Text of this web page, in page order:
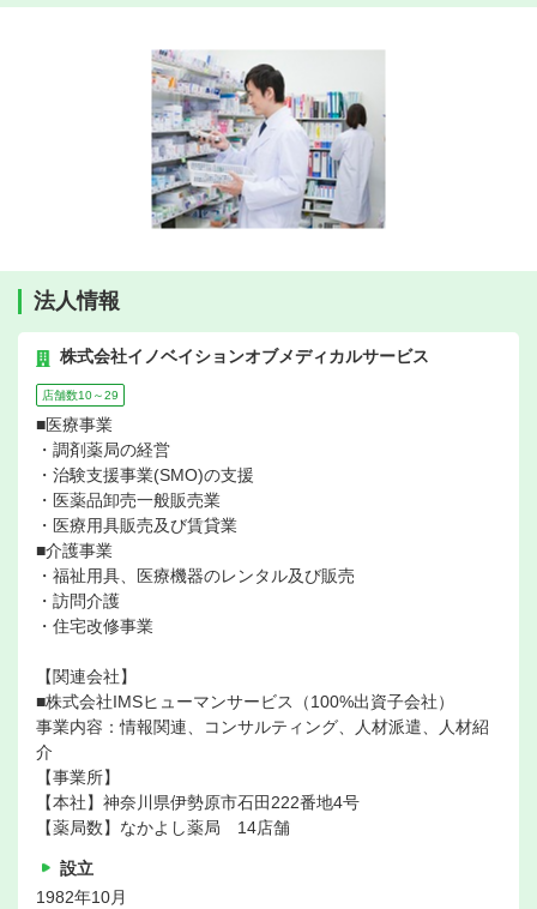
法人情報
株式会社イノベイションオブメディカルサービス
店舗数10～29
■医療事業
・調剤薬局の経営
・治験支援事業(SMO)の支援
・医薬品卸売一般販売業
・医療用具販売及び賃貸業
■介護事業
・福祉用具、医療機器のレンタル及び販売
・訪問介護
・住宅改修事業
【関連会社】
■株式会社IMSヒューマンサービス（100%出資子会社）
事業内容：情報関連、コンサルティング、人材派遣、人材紹
介
【事業所】
【本社】神奈川県伊勢原市石田222番地4号
【薬局数】なかよし薬局 14店舗
設立
1982年10月